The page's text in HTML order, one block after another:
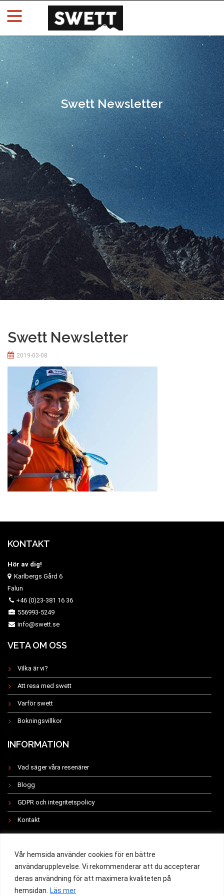
Vår hemsida använder cookies för en bättre
användarupplevelse. Vi rekommenderar att du accepterar
deras användning för att maximera kvaliteten på
hemsidan. Läs mer
Swett Newsletter
Swett Newsletter
2019-03-08
KONTAKT
Hör av dig!
Karlbergs Gård 6
Falun
+46 (0)23-381 16 36
556993-5249
info@swett.se
VETA OM OSS
Vilka är vi?
Att resa med swett
Varför swett
Bokningsvillkor
INFORMATION
Vad säger våra resenärer
Blogg
GDPR och integritetspolicy
Kontakt